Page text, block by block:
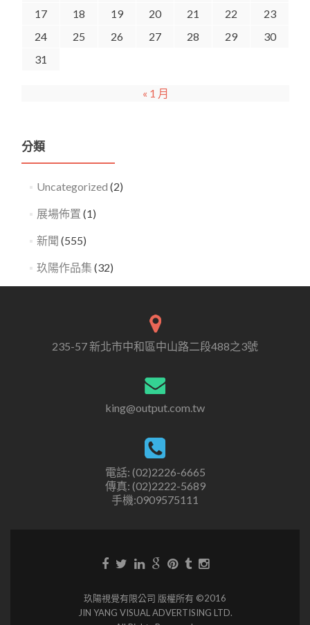
17
18 19 20 21 22
23
24
25 26 27 28 29
30
31
« 1 月
分類
Uncategorized (2)
展場佈置 (1)
新聞 (555)
玖陽作品集 (32)
235-57 新北市中和區中山路二段488之3號
king@output.com.tw
電話: (02)2226-6665
傳真: (02)2222-5689
手機:0909575111
玖陽視覺有限公司 版權所有 ©2016
JIN YANG VISUAL ADVERTISING LTD.